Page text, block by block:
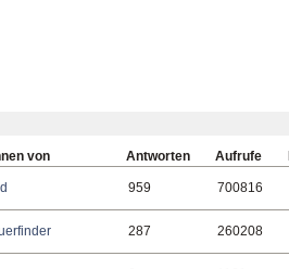
von Antworten Aufrufe
959 700816
287 260208